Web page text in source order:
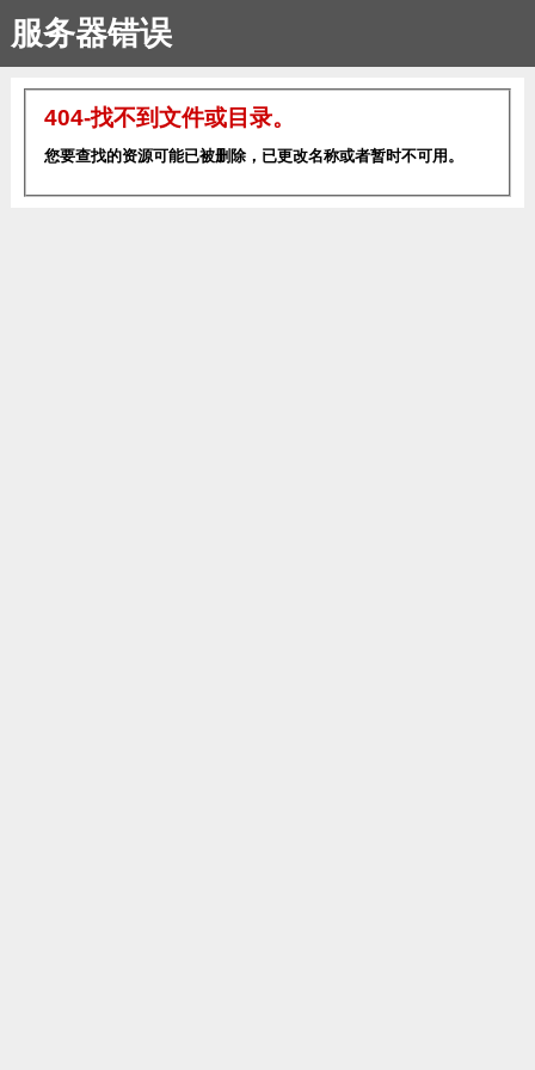
服务器错误
404-找不到文件或目录。
您要查找的资源可能已被删除，已更改名称或者暂时不可用。